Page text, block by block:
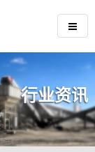
行业资讯